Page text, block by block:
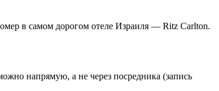
в самом дорогом отеле Израиля — Ritz Carlton.
напрямую, а не через посредника (запись